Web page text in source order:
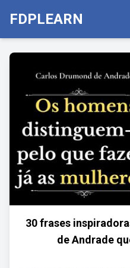
FDPLEARN
30 frases
de Andrade